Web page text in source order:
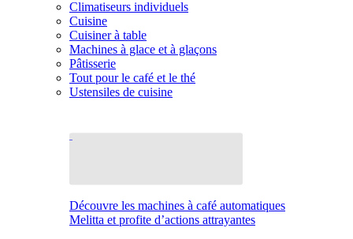
Climatiseurs individuels
Cuisine
Cuisiner à table
Machines à glace et à glaçons
Pâtisserie
Tout pour le café et le thé
Ustensiles de cuisine
Découvre les machines à café automatiques
Melitta et profite d’actions attrayantes